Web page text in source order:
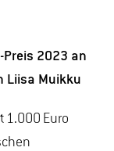
Preis 2023 an
Liisa Muikku
1.000 Euro